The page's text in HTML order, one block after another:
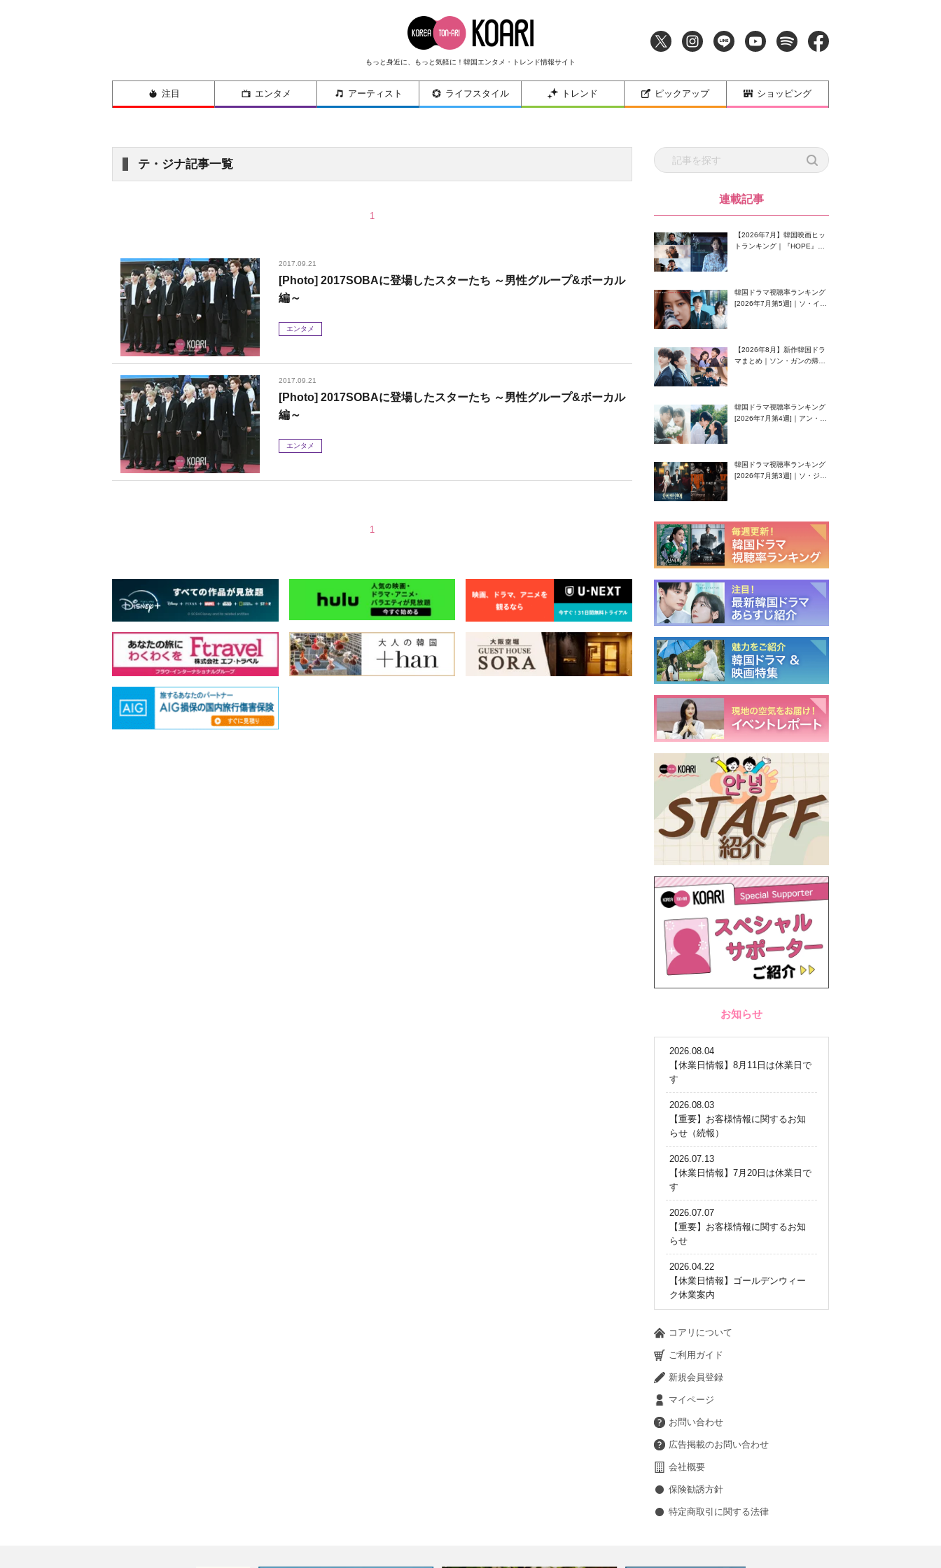
もっと身近に、もっと気軽に！韓国エンタメ・トレンド情報サイト
注目 エンタメ アーティスト ライフスタイル トレンド ピックアップ ショッピング
テ・ジナ記事一覧
1
2017.09.21
[Photo] 2017SOBAに登場したスターたち ～男性グループ&ボーカル
編～
エンタメ
2017.09.21
[Photo] 2017SOBAに登場したスターたち ～男性グループ&ボーカル
編～
エンタメ
1
連載記事
【2026年7月】韓国映画ヒッ
トランキング｜『HOPE』が
韓国ドラマ視聴率ランキング
[2026年7月第5週]｜ソ・イン
【2026年8月】新作韓国ドラ
マまとめ｜ソン・ガンの帰
韓国ドラマ視聴率ランキング
[2026年7月第4週]｜アン・ヒ
韓国ドラマ視聴率ランキング
[2026年7月第3週]｜ソ・ジソ
お知らせ
2026.08.04
【休業日情報】8月11日は休業日で
す
2026.08.03
【重要】お客様情報に関するお知
らせ（続報）
2026.07.13
【休業日情報】7月20日は休業日で
す
2026.07.07
【重要】お客様情報に関するお知
らせ
2026.04.22
【休業日情報】ゴールデンウィー
ク休業案内
コアリについて
ご利用ガイド
新規会員登録
マイページ
お問い合わせ
広告掲載のお問い合わせ
会社概要
保険勧誘方針
特定商取引に関する法律